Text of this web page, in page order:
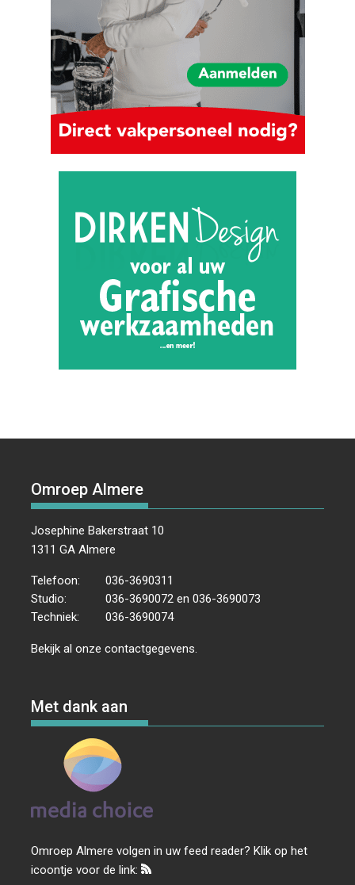
Omroep Almere
Josephine Bakerstraat 10
1311 GA Almere
Telefoon:
036-3690311
Studio:
036-3690072 en 036-3690073
Techniek:
036-3690074
Bekijk al onzecontactgegevens
Met dank aan
Omroep Almere volgen in uw feed reader? Klik op het
icoontje voor de link: